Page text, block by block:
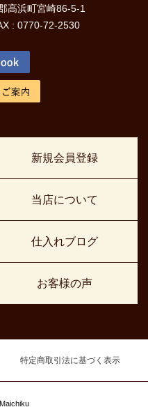
高浜町宮崎86-5-1
: 0770-72-2530
新規会員登録
当店について
仕入れブログ
お客様の声
特定商取引法に基づく表示